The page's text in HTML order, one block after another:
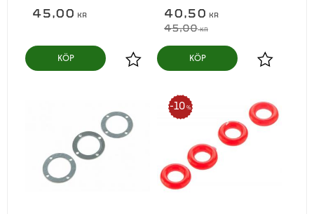
45,00 KR
Lägg till i favoriter
KÖP
40,50 KR
45,00KR
Lägg till i
KÖP
10 %